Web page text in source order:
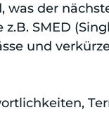
was der
SMED
und